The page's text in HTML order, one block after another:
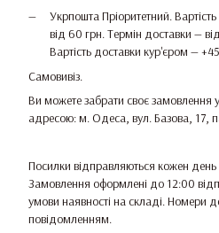
Укрпошта Пріоритетний.
від 60 грн. Термін доставки —
Вартість доставки кур'єром —
Самовивіз.
Ви можете забрати своє замовлення
адресою: м. Одеса, вул. Базова, 17,
Посилки відправляються кожен день
Замовлення оформлені до 12:00
умови наявності на складі. Номери
повідомленням.